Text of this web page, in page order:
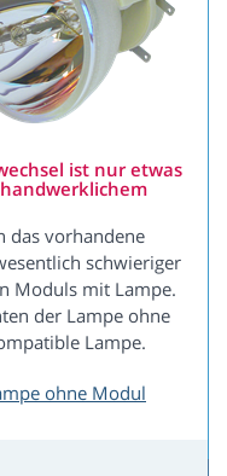
ist nur etwas
das vorhandene
schwieriger
Moduls mit Lampe.
der Lampe ohne
Lampe.
ohne Modul